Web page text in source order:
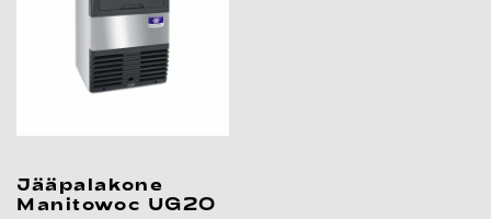
Jääpalakone
Manitowoc UG20